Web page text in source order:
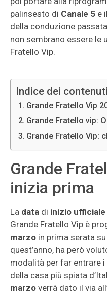
palinsesto di Canale 5 e
della conduzione
non sembrano essere le
Fratello Vip.
Indice dei contenuti
Grande Fratello Vip
Grande Fratello vip:
Grande Fratello Vip:
Grande
inizia prima
La data di inizio ufficiale
Grande Fratello Vip è
marzo in prima serata su
quest’anno, ha però
modalità per far entrare
della casa più spiata
marzo verrà dato il via